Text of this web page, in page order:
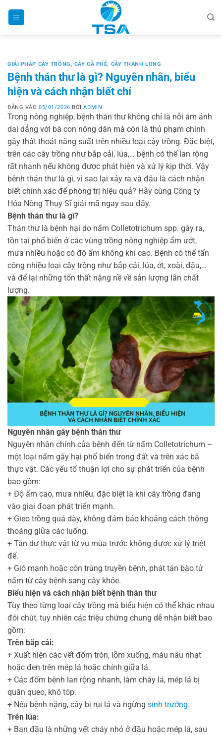
GIẢI PHÁP CÂY TRỒNG, CÂY CÀ PHÊ, CÂY THANH LONG
Bệnh thán thư là gì? Nguyên nhân, biểu
hiện và cách nhận biết chí
ĐĂNG VÀO05/01/2026 BỞIADMIN
Trong nông nghiệp, bệnh thán thư không chỉ là nỗi ám ảnh
dai dẳng với bà con nông dân mà còn là thủ phạm chính
gây thất thoát năng suất trên nhiều loại cây trồng. Đặc biệt,
trên các cây trồng như bắp cải, lúa,… bệnh có thể lan rộng
rất nhanh nếu không được phát hiện và xử lý kịp thời. Vậy
bệnh thán thư là gì, vì sao lại xảy ra và đâu là cách nhận
biết chính xác để phòng trị hiệu quả? Hãy cùng Công ty
Hóa Nông Thụy Sĩ giải mã ngay sau đây.
Bệnh thán thư là gì?
Thán thư là bệnh hại do nấm Colletotrichum spp. gây ra,
tồn tại phổ biến ở các vùng trồng nông nghiệp ẩm ướt,
mưa nhiều hoặc có độ ẩm không khí cao. Bệnh có thể tấn
công nhiều loại cây trồng như bắp cải, lúa, ớt, xoài, đậu,…
và để lại những tổn thất nặng nề về sản lượng lẫn chất
lượng.
Nguyên nhân gây bệnh thán thư
Nguyên nhân chính của bệnh đến từ nấm Colletotrichum –
một loại nấm gây hại phổ biến trong đất và trên xác bã
thực vật. Các yếu tố thuận lợi cho sự phát triển của bệnh
bao gồm:
+ Độ ẩm cao, mưa nhiều, đặc biệt là khi cây trồng đang
vào giai đoạn phát triển mạnh.
+ Gieo trồng quá dày, không đảm bảo khoảng cách thông
thoáng giữa các luống.
+ Tàn dư thực vật từ vụ mùa trước không được xử lý triệt
để.
+ Gió mạnh hoặc côn trùng truyền bệnh, phát tán bào tử
nấm từ cây bệnh sang cây khỏe.
Biểu hiện và cách nhận biết bệnh thán thư
Tùy theo từng loại cây trồng mà biểu hiện có thể khác nhau
đôi chút, tuy nhiên các triệu chứng chung dễ nhận biết bao
gồm:
Trên bắp cải:
+ Xuất hiện các vết đốm tròn, lõm xuống, màu nâu nhạt
hoặc đen trên mép lá hoặc chính giữa lá.
+ Các đốm bệnh lan rộng nhanh, làm cháy lá, mép lá bị
quăn queo, khô tóp.
+ Nếu bệnh nặng, cây bị rụi lá và ngừng sinh trưởng.
Trên lúa:
+ Ban đầu là những vết cháy nhỏ ở đầu hoặc mép lá, sau